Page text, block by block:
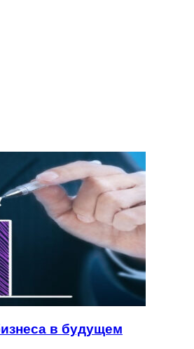
в будущем